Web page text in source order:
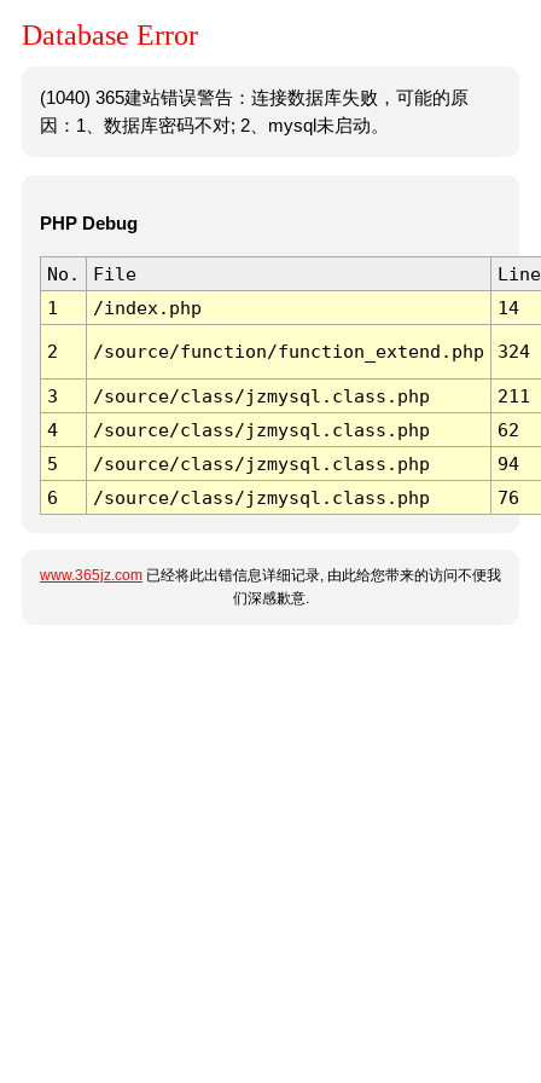
Database Error
(1040) 365建站错误警告：连接数据库失败，可能的原
因：1、数据库密码不对; 2、mysql未启动。
PHP Debug
No. File
Line
1
/index.php 14
2 /source/function/function_extend.php 324
3 /source/class/jzmysql.class.php
211
4
/source/class/jzmysql.class.php
62
5
/source/class/jzmysql.class.php
94
6
/source/class/jzmysql.class.php 76
www.365jz.com 已经将此出错信息详细记录, 由此给您带来的访问不便我
们深感歉意.